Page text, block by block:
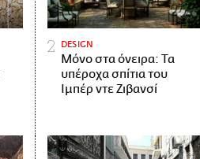
DESIGN
Μόνο στα όνειρα: Τα
υπέροχα σπίτια του
Ιμπέρ ντε Ζιβανσί